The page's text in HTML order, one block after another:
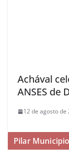
Achával
ANSES de
12 de agosto de
Pilar Municipio